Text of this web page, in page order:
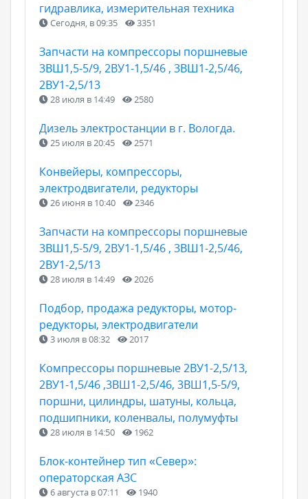
гидравлика, измерительная техника
Сегодня, в 09:35 3351
Запчасти на компрессоры поршневые
3ВШ1,5-5/9, 2ВУ1-1,5/46 , 3ВШ1-2,5/46,
2ВУ1-2,5/13
28 июля в 14:49 2580
Дизель электростанции в г. Вологда.
25 июля в 20:45 2571
Конвейеры, компрессоры,
электродвигатели, редукторы
26 июня в 10:40 2346
Запчасти на компрессоры поршневые
3ВШ1,5-5/9, 2ВУ1-1,5/46 , 3ВШ1-2,5/46,
2ВУ1-2,5/13
28 июля в 14:49 2026
Подбор, продажа редукторы, мотор-
редукторы, электродвигатели
3 июля в 08:32 2017
Компрессоры поршневые 2ВУ1-2,5/13,
2ВУ1-1,5/46 ,3ВШ1-2,5/46, 3ВШ1,5-5/9,
поршни, цилиндры, шатуны, кольца,
подшипники, коленвалы, полумуфты
28 июля в 14:50 1962
Блок-контейнер тип «Север»:
операторская АЗС
6 августа в 07:11 1940